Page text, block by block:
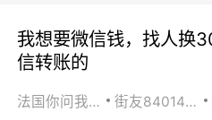
我想要微信钱，找人换
信转账的
法国你问我答 街友84014588